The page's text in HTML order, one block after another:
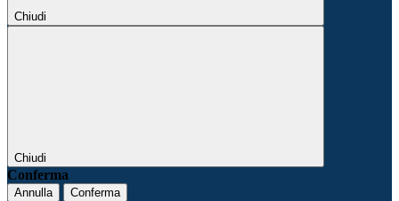
Chiudi
Chiudi
Conferma
Annulla Conferma